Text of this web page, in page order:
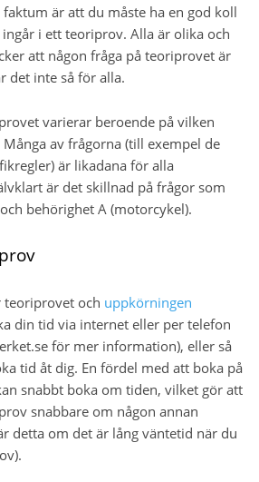
faktum är att du måste ha en god koll
i ett teoriprov. Alla är olika och
att någon fråga på teoriprovet är
det inte så för alla.
varierar beroende på vilken
av frågorna (till exempel de
är likadana för alla
är det skillnad på frågor som
behörighet A (motorcykel).
teoriprovet och uppkörningen
din tid via internet eller per telefon
för mer information), eller så
tid åt dig. En fördel med att boka på
snabbt boka om tiden, vilket gör att
snabbare om någon annan
detta om det är lång väntetid när du